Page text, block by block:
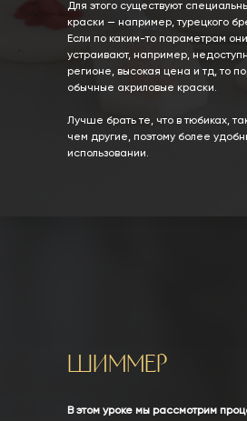
Для этого существуют
краски — например, турецкого
Если по каким-то параметрам
устраивают, например,
регионе, высокая цена и тд, то
обычные акриловые краски.
Лучше брать те, что в тюбиках,
чем другие, поэтому более
использовании.
Шиммер
В этом уроке мы рассмотрим